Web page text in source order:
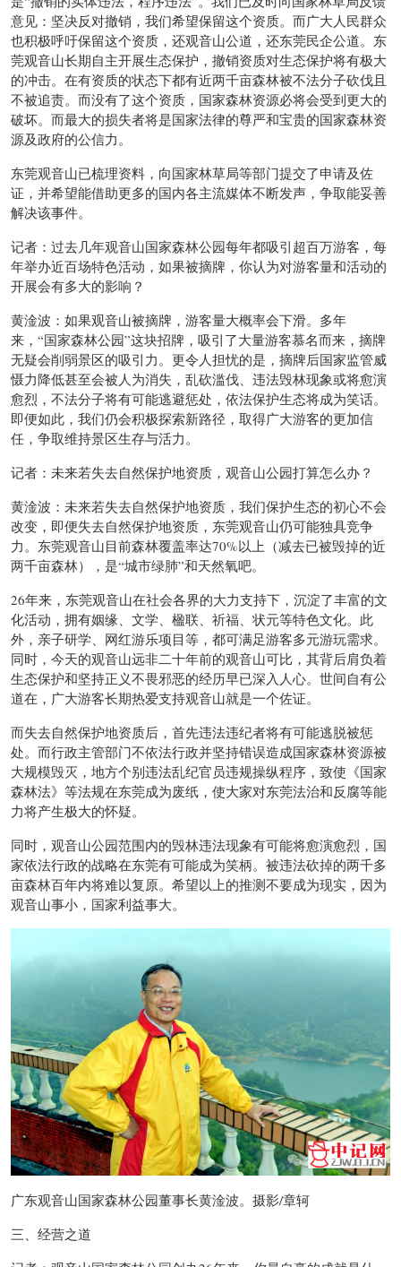
意见：坚决反对撤销，我们希望保留这个资质。而广大人民群众
也积极呼吁保留这个资质，还观音山公道，还东莞民企公道。东
莞观音山长期自主开展生态保护，撤销资质对生态保护将有极大
的冲击。在有资质的状态下都有近两千亩森林被不法分子砍伐且
不被追责。而没有了这个资质，国家森林资源必将会受到更大的
破坏。而最大的损失者将是国家法律的尊严和宝贵的国家森林资
源及政府的公信力。
东莞观音山已梳理资料，向国家林草局等部门提交了申请及佐
证，并希望能借助更多的国内各主流媒体不断发声，争取能妥善
解决该事件。
记者：过去几年观音山国家森林公园每年都吸引超百万游客，每
年举办近百场特色活动，如果被摘牌，你认为对游客量和活动的
开展会有多大的影响？
黄淦波：如果观音山被摘牌，游客量大概率会下滑。多年
来，“国家森林公园”这块招牌，吸引了大量游客慕名而来，摘牌
无疑会削弱景区的吸引力。更令人担忧的是，摘牌后国家监管威
慑力降低甚至会被人为消失，乱砍滥伐、违法毁林现象或将愈演
愈烈，不法分子将有可能逃避惩处，依法保护生态将成为笑话。
即便如此，我们仍会积极探索新路径，取得广大游客的更加信
任，争取维持景区生存与活力。
记者：未来若失去自然保护地资质，观音山公园打算怎么办？
黄淦波：未来若失去自然保护地资质，我们保护生态的初心不会
改变，即便失去自然保护地资质，东莞观音山仍可能独具竞争
力。东莞观音山目前森林覆盖率达70%以上（减去已被毁掉的近
两千亩森林），是“城市绿肺”和天然氧吧。
26年来，东莞观音山在社会各界的大力支持下，沉淀了丰富的文
化活动，拥有姻缘、文学、楹联、祈福、状元等特色文化。此
外，亲子研学、网红游乐项目等，都可满足游客多元游玩需求。
同时，今天的观音山远非二十年前的观音山可比，其背后肩负着
生态保护和坚持正义不畏邪恶的经历早已深入人心。世间自有公
道在，广大游客长期热爱支持观音山就是一个佐证。
而失去自然保护地资质后，首先违法违纪者将有可能逃脱被惩
处。而行政主管部门不依法行政并坚持错误造成国家森林资源被
大规模毁灭，地方个别违法乱纪官员违规操纵程序，致使《国家
森林法》等法规在东莞成为废纸，使大家对东莞法治和反腐等能
力将产生极大的怀疑。
同时，观音山公园范围内的毁林违法现象有可能将愈演愈烈，国
家依法行政的战略在东莞有可能成为笑柄。被违法砍掉的两千多
亩森林百年内将难以复原。希望以上的推测不要成为现实，因为
观音山事小，国家利益事大。
广东观音山国家森林公园董事长黄淦波。摄影/章轲
三、经营之道